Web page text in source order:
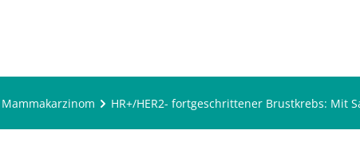
Mammakarzinom HR+/HER2- fortgeschrittener Brustkrebs: Mit